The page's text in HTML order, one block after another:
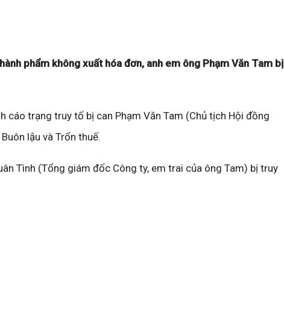
phẩm không xuất hóa đơn, anh em ông Phạm Văn Tam bị
cáo trạng truy tố bị can Phạm Văn Tam (Chủ tịch Hội đồng
lậu và Trốn thuế.
Tình (Tổng giám đốc Công ty, em trai của ông Tam) bị truy